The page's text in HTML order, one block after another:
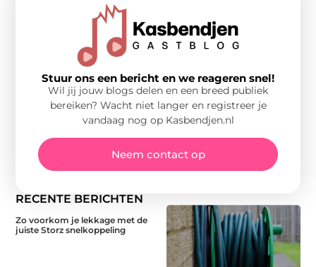
RECENTE BERICHTEN
Zo voorkom je lekkage met de
juiste Storz snelkoppeling
Stuur ons een bericht en we reageren snel!
Wil jij jouw blogs delen en een breed publiek
bereiken? Wacht niet langer en registreer je
vandaag nog op Kasbendjen.nl
Neem contact op